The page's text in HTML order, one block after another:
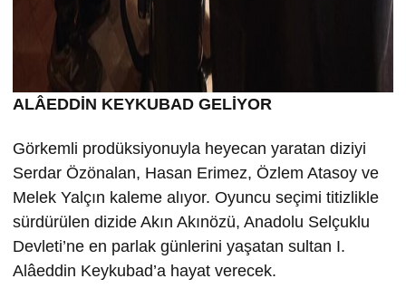
ALÂEDDİN KEYKUBAD GELİYOR
Görkemli prodüksiyonuyla heyecan yaratan diziyi
Serdar Özönalan, Hasan Erimez, Özlem Atasoy ve
Melek Yalçın kaleme alıyor. Oyuncu seçimi titizlikle
sürdürülen dizide Akın Akınözü, Anadolu Selçuklu
Devleti’ne en parlak günlerini yaşatan sultan I.
Alâeddin Keykubad’a hayat verecek.